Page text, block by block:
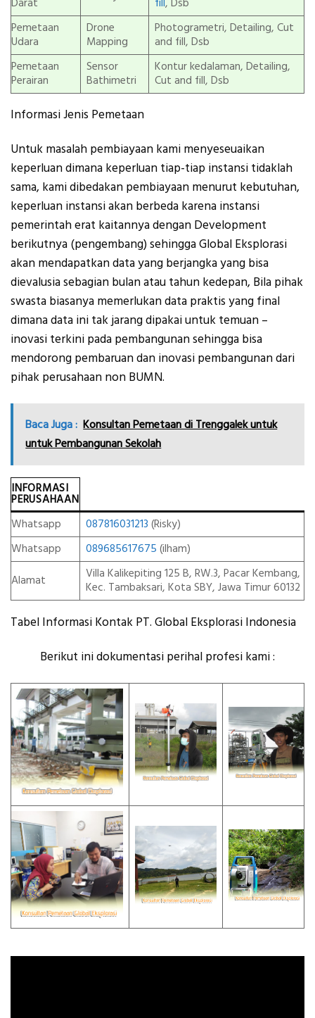
Pemetaan
Udara
Drone
Mapping
Photogrametri, Detailing, Cut
and fill, Dsb
Pemetaan
Perairan
Sensor
Bathimetri
Kontur kedalaman, Detailing,
Cut and fill, Dsb
Informasi Jenis Pemetaan
Untuk masalah pembiayaan kami menyeseuaikan
keperluan dimana keperluan tiap-tiap instansi tidaklah
sama, kami dibedakan pembiayaan menurut kebutuhan,
keperluan instansi akan berbeda karena instansi
pemerintah erat kaitannya dengan Development
berikutnya (pengembang) sehingga Global Eksplorasi
akan mendapatkan data yang berjangka yang bisa
dievalusia sebagian bulan atau tahun kedepan, Bila pihak
swasta biasanya memerlukan data praktis yang final
dimana data ini tak jarang dipakai untuk temuan –
inovasi terkini pada pembangunan sehingga bisa
mendorong pembaruan dan inovasi pembangunan dari
pihak perusahaan non BUMN.
Baca Juga : Konsultan Pemetaan di Trenggalek untuk
untuk Pembangunan Sekolah
INFORMASI
PERUSAHAAN
Whatsapp
087816031213 (Risky)
Whatsapp
089685617675 (ilham)
Alamat
Villa Kalikepiting 125 B, RW.3, Pacar Kembang,
Kec. Tambaksari, Kota SBY, Jawa Timur 60132
Tabel Informasi Kontak PT. Global Eksplorasi Indonesia
Berikut ini dokumentasi perihal profesi kami :